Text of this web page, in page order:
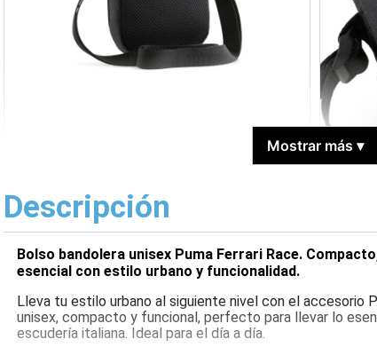
Mostrar más ▾
Descripción
Bolso bandolera unisex Puma Ferrari Race.
esencial con estilo urbano y funcionalidad.
Lleva tu estilo urbano al siguiente nivel con el accesorio
unisex, compacto y funcional, perfecto para llevar lo
escudería italiana. Ideal para el día a día.